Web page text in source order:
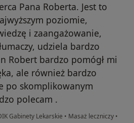
Pana Roberta. Jest to
poziomie,
i zaangażowanie,
udziela bardzo
Robert bardzo pomógł mi
ale również bardzo
po skomplikowanym
polecam .
Gabinety Lekarskie • Masaż leczniczy •